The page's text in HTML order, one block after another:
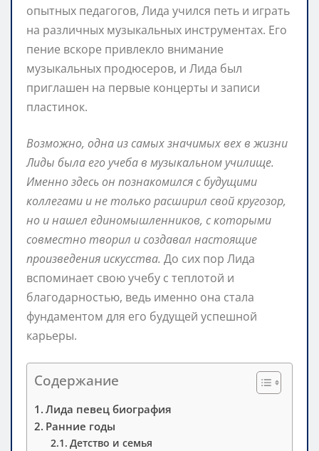
опытных педагогов, Лида учился петь и играть
на различных музыкальных инструментах. Его
пение вскоре привлекло внимание
музыкальных продюсеров, и Лида был
приглашен на первые концерты и записи
пластинок.
Возможно, одна из самых значимых вех в жизни
Лиды была его учеба в музыкальном училище.
Именно здесь он познакомился с будущими
коллегами и не только расширил свой кругозор,
но и нашел единомышленников, с которыми
совместно творил и создавал настоящие
произведения искусства. До сих пор Лида
вспоминает свою учебу с теплотой и
благодарностью, ведь именно она стала
фундаментом для его будущей успешной
карьеры.
Содержание
Лида певец биография
Ранние годы
Детство и семья